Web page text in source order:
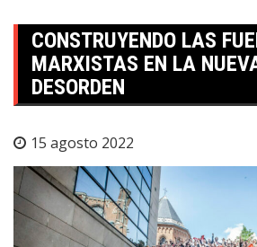
CONSTRUYENDO LAS
MARXISTAS EN LA
DESORDEN
15 agosto 2022